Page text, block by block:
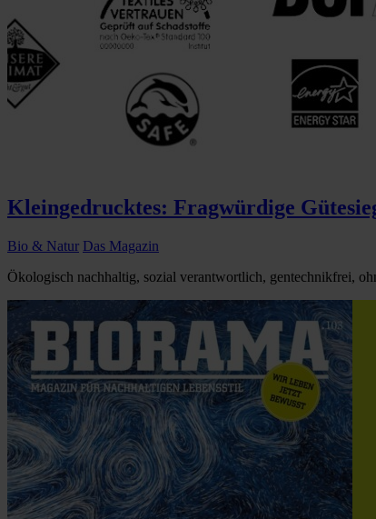
Kleingedrucktes: Fragwürdige
Bio & Natur Das Magazin
Ökologisch nachhaltig, sozial verantwortlich, gentechnikfrei,